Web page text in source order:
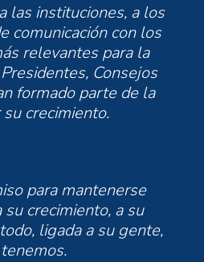
las instituciones, a los
comunicación con los
relevantes para la
Consejos
formado parte de la
crecimiento.
para mantenerse
crecimiento, a su
ligada a su gente,